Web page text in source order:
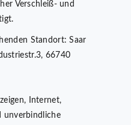
Verschleiß- und
Standort: Saar
66740
Internet,
unverbindliche